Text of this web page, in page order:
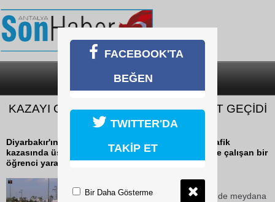
SON DAKİKA
KAZAYI GÖRMELERİNE RAĞMEN ÜST GEÇİDİ
KULLANMADILAR
Diyarbakır'ın Yenişehir ilçesinde meydana gelen trafik
kazasında üst geçidi kullanmadan karşıya geçmeye çalışan bir
öğrenci yaralandı.
22 Ekim 2018 Pazartesi 17:08
Diyarbakır'ın Yenişehir ilçesinde meydana
FACEBOOK'TA
BEĞEN
TWITTER'DA
TAKİP ET
Bir Daha Gösterme